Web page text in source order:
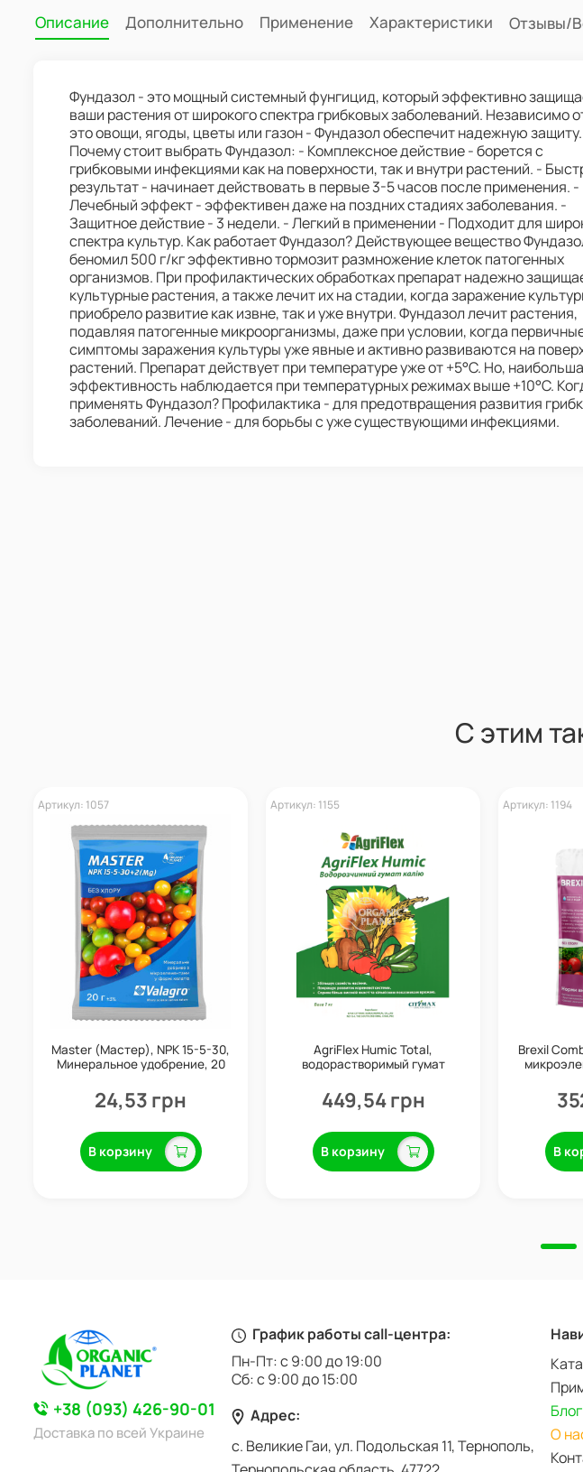
Описание Дополнительно Применение Характеристики Отзывы/
Фундазол - это мощный системный фунгицид, который эффективно
ваши растения от широкого спектра грибковых заболеваний. Независимо
это овощи, ягоды, цветы или газон - Фундазол обеспечит надежную защиту.
Почему стоит выбрать Фундазол: - Комплексное действие - борется с
грибковыми инфекциями как на поверхности, так и внутри растений. -
результат - начинает действовать в первые 3-5 часов после применения. -
Лечебный эффект - эффективен даже на поздних стадиях заболевания. -
Защитное действие - 3 недели. - Легкий в применении - Подходит для
спектра культур. Как работает Фундазол? Действующее вещество
беномил 500 г/кг эффективно тормозит размножение клеток патогенных
организмов. При профилактических обработках препарат надежно
культурные растения, а также лечит их на стадии, когда заражение
приобрело развитие как извне, так и уже внутри. Фундазол лечит растения,
подавляя патогенные микроорганизмы, даже при условии, когда
симптомы заражения культуры уже явные и активно развиваются на
растений. Препарат действует при температуре уже от +5°С. Но,
эффективность наблюдается при температурных режимах выше +10°С.
применять Фундазол? Профилактика - для предотвращения развития
заболеваний. Лечение - для борьбы с уже существующими инфекциями.
С этим
Артикул: 1057
Master (Мастер), NPK 15-5-30,
Минеральное удобрение, 20
24,53 грн
В корзину
Артикул: 1155
AgriFlex Humic Total,
водорастворимый гумат
449,54 грн
В корзину
Артикул: 1194
Brexil
В
+38 (093) 426-90-01
Доставка по всей Украине
График работы call-центра:
Пн-Пт: с 9:00 до 19:00
Сб: с 9:00 до 15:00
Адрес:
с. Великие Гаи, ул. Подольская 11, Тернополь,
Блог
О